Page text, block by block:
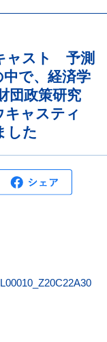
ャスト 予測
で、経済学
団政策研究
キャスティ
した